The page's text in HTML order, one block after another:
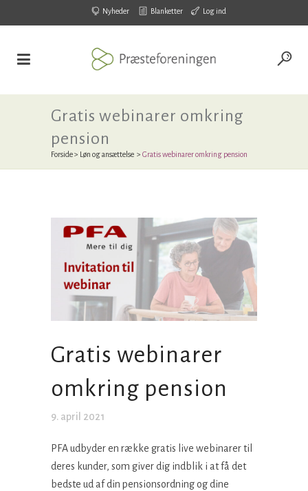
Nyheder Blanketter Log ind
Gratis webinarer omkring
pension
Forside> Løn og ansættelse > Gratis webinarer omkring pension
Gratis webinarer
omkring pension
9. april 2021
PFA udbyder en række gratis live webinarer til
deres kunder, som giver dig indblik i at få det
bedste ud af din pensionsordning og dine